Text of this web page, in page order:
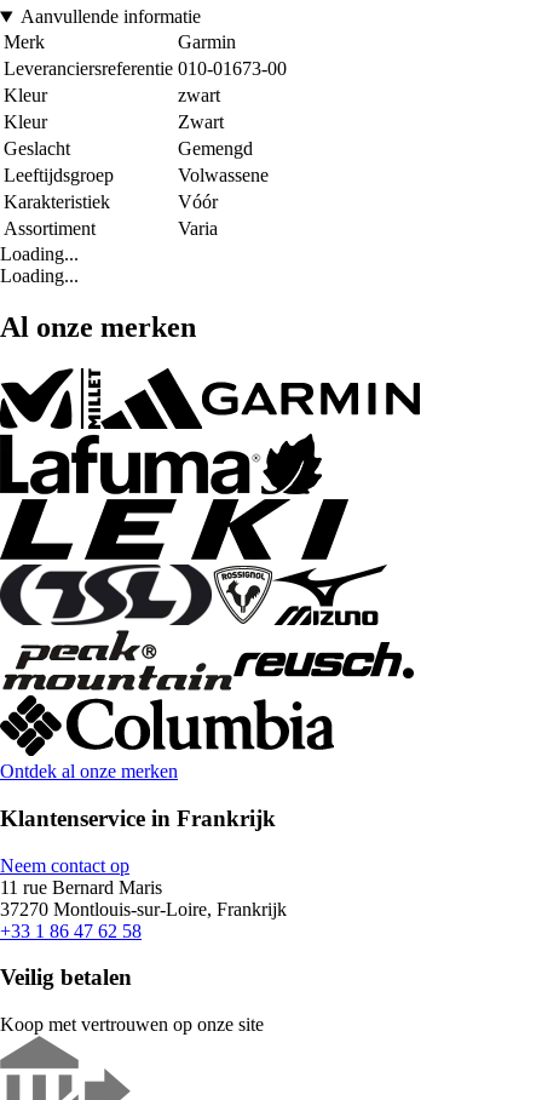
Aanvullende informatie
Merk
Garmin
Leveranciersreferentie 010-01673-00
Kleur
zwart
Kleur
Zwart
Geslacht
Gemengd
Leeftijdsgroep
Volwassene
Karakteristiek
Vóór
Assortiment
Varia
Loading...
Loading...
Al onze merken
Ontdek al onze merken
Klantenservice in Frankrijk
Neem contact op
11 rue Bernard Maris
37270 Montlouis-sur-Loire, Frankrijk
+33 1 86 47 62 58
Veilig betalen
Koop met vertrouwen op onze site